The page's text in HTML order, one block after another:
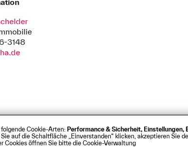
Cookie-Arten: Performance & Sicherheit,
auf die Schaltfläche „Einverstanden“ klicken, akzeptieren Sie
öffnen Sie bitte die Cookie-Verwaltung
3148
Barrierefreiheit Kontakt Presse Anfahrt